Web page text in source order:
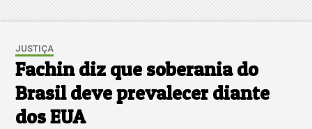
JUSTIÇA
Fachin diz que soberania do
Brasil deve prevalecer diante
dos EUA